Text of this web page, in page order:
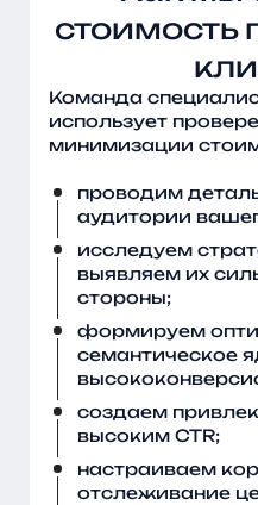
стоимость
Команда
использует
минимизации
проводим
аудитории
исследуем
выявляем их
стороны;
формируем
семантическое
создаем
высоким CTR;
настраиваем
отслеживание